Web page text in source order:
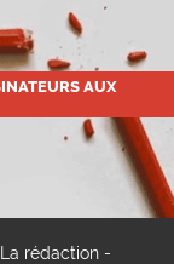
AUX
La rédaction -